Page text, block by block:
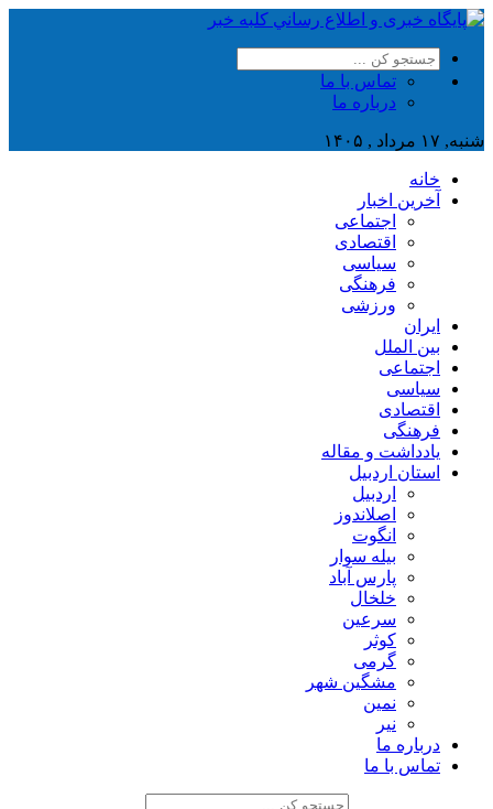
تماس با ما
درباره ما
شنبه, ۱۷ مرداد , ۱۴۰۵
خانه
آخرین اخبار
اجتماعی
اقتصادی
سیاسی
فرهنگی
ورزشی
ایران
بین الملل
اجتماعی
سیاسی
اقتصادی
فرهنگی
یادداشت و مقاله
استان اردبیل
اردبیل
اصلاندوز
انگوت
بیله سوار
پارس آباد
خلخال
سرعین
کوثر
گرمی
مشگین شهر
نمین
نیر
درباره ما
تماس با ما